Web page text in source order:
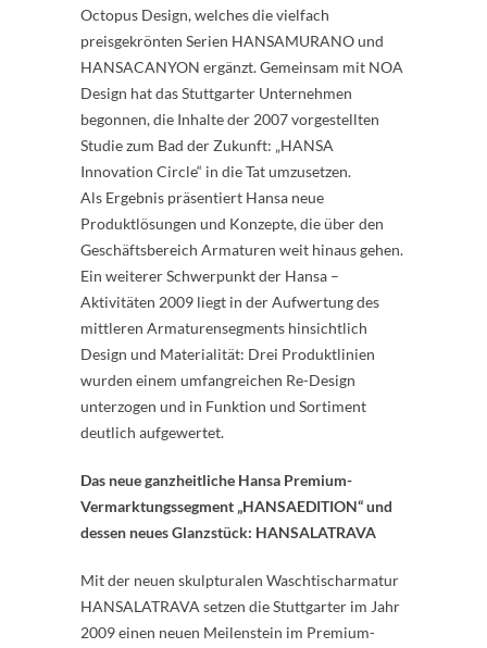
Octopus Design, welches die vielfach
preisgekrönten Serien HANSAMURANO und
HANSACANYON ergänzt. Gemeinsam mit NOA
Design hat das Stuttgarter Unternehmen
begonnen, die Inhalte der 2007 vorgestellten
Studie zum Bad der Zukunft: „HANSA
Innovation Circle“ in die Tat umzusetzen.
Als Ergebnis präsentiert Hansa neue
Produktlösungen und Konzepte, die über den
Geschäftsbereich Armaturen weit hinaus gehen.
Ein weiterer Schwerpunkt der Hansa –
Aktivitäten 2009 liegt in der Aufwertung des
mittleren Armaturensegments hinsichtlich
Design und Materialität: Drei Produktlinien
wurden einem umfangreichen Re-Design
unterzogen und in Funktion und Sortiment
deutlich aufgewertet.
Das neue ganzheitliche Hansa Premium-
Vermarktungssegment „HANSAEDITION“ und
dessen neues Glanzstück: HANSALATRAVA
Mit der neuen skulpturalen Waschtischarmatur
HANSALATRAVA setzen die Stuttgarter im Jahr
2009 einen neuen Meilenstein im Premium-